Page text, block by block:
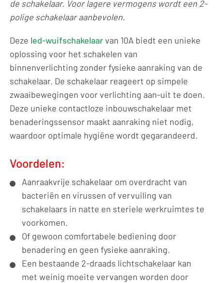
lichtschakelaar
|
230VAC/10A
7016
aantal
de schakelaar. Voor lagere vermogens wordt een 2-
polige schakelaar aanbevolen.
Deze led-wuifschakelaarvan 10A biedt een unieke
oplossing voor het schakelen van
binnenverlichting zonder fysieke aanraking van de
schakelaar. De schakelaar reageert op simpele
zwaaibewegingen voor verlichting aan-uit te doen.
Deze unieke contactloze inbouwschakelaar met
benaderingssensor maakt aanraking niet nodig,
waardoor optimale hygiëne wordt gegarandeerd.
Voordelen:
Aanraakvrije schakelaar om overdracht van
bacteriën en virussen of vervuiling van
schakelaars in natte en steriele werkruimtes te
voorkomen.
Of gewoon comfortabele bediening door
benadering en geen fysieke aanraking.
Een bestaande 2-draads lichtschakelaar kan
met weinig moeite vervangen worden door